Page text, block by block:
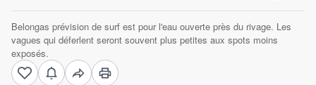
Belongas prévision de surf est pour l'eau ouverte près du rivage. Les
vagues qui déferlent seront souvent plus petites aux spots moins
exposés.